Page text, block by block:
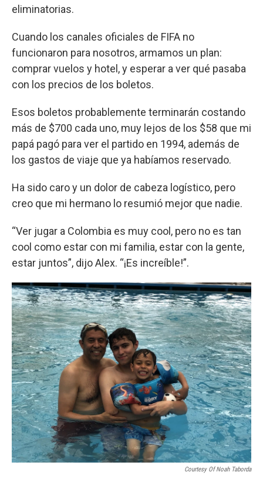
eliminatorias.
Cuando los canales oficiales de FIFA no
funcionaron para nosotros, armamos un plan:
comprar vuelos y hotel, y esperar a ver qué pasaba
con los precios de los boletos.
Esos boletos probablemente terminarán costando
más de $700 cada uno, muy lejos de los $58 que mi
papá pagó para ver el partido en 1994, además de
los gastos de viaje que ya habíamos reservado.
Ha sido caro y un dolor de cabeza logístico, pero
creo que mi hermano lo resumió mejor que nadie.
“Ver jugar a Colombia es muy cool, pero no es tan
cool como estar con mi familia, estar con la gente,
estar juntos”, dijo Alex. “¡Es increíble!”.
Courtesy Of Noah Taborda